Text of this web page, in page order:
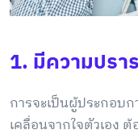
1. มีความปรา
การจะเป็นผู้ประกอบ
เคลื่อนจากใจตัวเอง ต้